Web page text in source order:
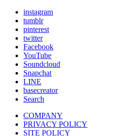
instagram
tumblr
pinterest
twitter
Facebook
YouTube
Soundcloud
Snapchat
LINE
basecreator
Search
COMPANY
PRIVACY POLICY
SITE POLICY